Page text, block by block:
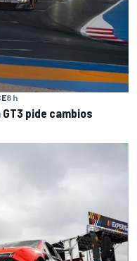
8 h
pide cambios